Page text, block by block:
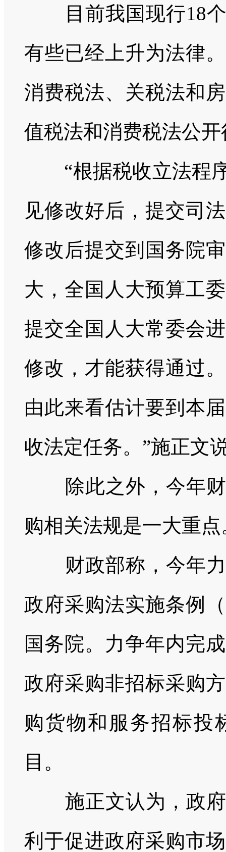
目前我国现行18
有些已经上升为法律
消费税法、关税法和
值税法和消费税法公
“根据税收立法程
见修改好后，提交司
修改后提交到国务院
大，全国人大预算工
提交全国人大常委会
修改，才能获得通过
由此来看估计要到本
收法定任务。”施正文
除此之外，今年
购相关法规是一大重点
财政部称，今年
政府采购法实施条例
国务院。力争年内完
政府采购非招标采购
购货物和服务招标投
目。
施正文认为，政
利于促进政府采购市